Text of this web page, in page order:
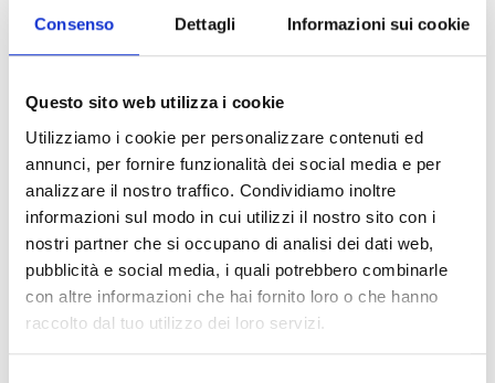
Consenso Dettagli Informazioni sui cookie
Questo sito web utilizza i cookie
Utilizziamo i cookie per personalizzare contenuti ed
annunci, per fornire funzionalità dei social media e per
analizzare il nostro traffico. Condividiamo inoltre
informazioni sul modo in cui utilizzi il nostro sito con i
nostri partner che si occupano di analisi dei dati web,
pubblicità e social media, i quali potrebbero combinarle
con altre informazioni che hai fornito loro o che hanno
raccolto dal tuo utilizzo dei loro servizi.
QDT200H3
QDT200HM
Air2-QDT600W